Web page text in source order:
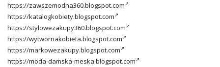
https://zawszemodna360.blogspot.com
https://katalogkobiety.blogspot.com
https://stylowezakupy360.blogspot.com
https://wytwornakobieta.blogspot.com
https://markowezakupy.blogspot.com
https://moda-damska-meska.blogspot.com